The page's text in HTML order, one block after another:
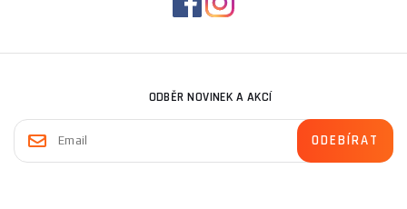
ODBĚR NOVINEK A AKCÍ